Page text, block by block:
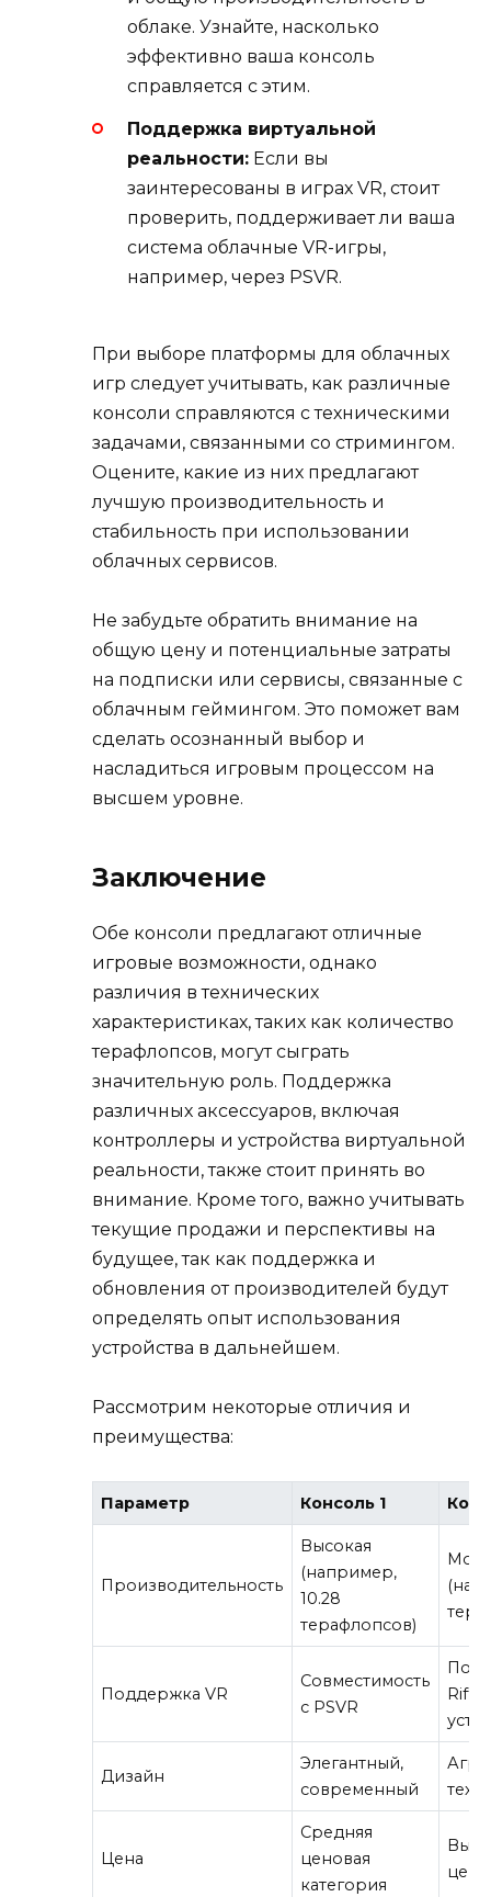
облаке. Узнайте, насколько
эффективно ваша консоль
справляется с этим.
Поддержка виртуальной
реальности: Если вы
заинтересованы в играх VR, стоит
проверить, поддерживает ли ваша
система облачные VR-игры,
например, через PSVR.
При выборе платформы для облачных
игр следует учитывать, как различные
консоли справляются с техническими
задачами, связанными со стримингом.
Оцените, какие из них предлагают
лучшую производительность и
стабильность при использовании
облачных сервисов.
Не забудьте обратить внимание на
общую цену и потенциальные затраты
на подписки или сервисы, связанные с
облачным геймингом. Это поможет вам
сделать осознанный выбор и
насладиться игровым процессом на
высшем уровне.
Заключение
Обе консоли предлагают отличные
игровые возможности, однако
различия в технических
характеристиках, таких как количество
терафлопсов, могут сыграть
значительную роль. Поддержка
различных аксессуаров, включая
контроллеры и устройства виртуальной
реальности, также стоит принять во
внимание. Кроме того, важно учитывать
текущие продажи и перспективы на
будущее, так как поддержка и
обновления от производителей будут
определять опыт использования
устройства в дальнейшем.
Рассмотрим некоторые отличия и
преимущества:
Параметр Консоль 1
Производительность
Высокая
(например,
10.28
терафлопсов)
Поддержка VR
Совместимость
с PSVR
Rift
Дизайн
Элегантный,
современный
Цена
Средняя
ценовая
категория